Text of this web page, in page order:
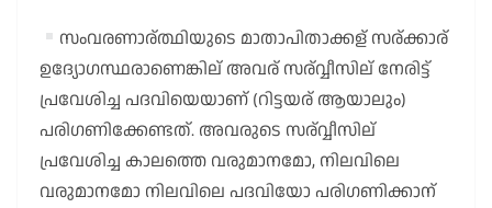
സംവരണാര്ത്ഥിയുടെ മാതാപിതാക്കള് സര്ക്കാര്
ഉദ്യോഗസ്ഥരാണെങ്കില് അവര് സര്വ്വീസില് നേരിട്ട്
പ്രവേശിച്ച പദവിയെയാണ് (റിട്ടയര് ആയാലും)
പരിഗണിക്കേണ്ടത്. അവരുടെ സര്വ്വീസില്
പ്രവേശിച്ച കാലത്തെ വരുമാനമോ, നിലവിലെ
വരുമാനമോ നിലവിലെ പദവിയോ പരിഗണിക്കാന്